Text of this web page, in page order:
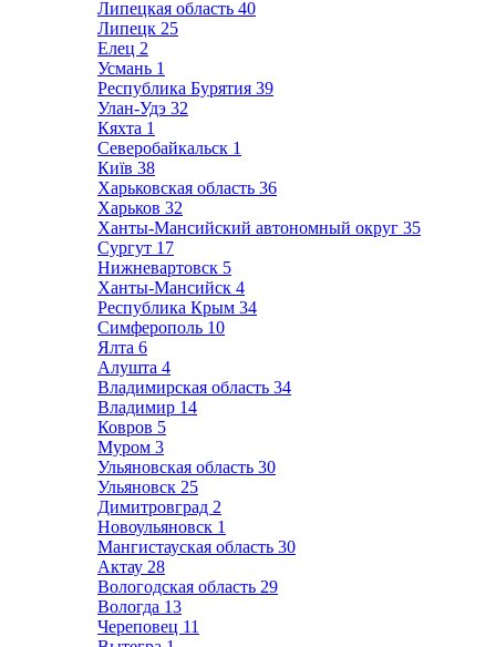
Липецкая область 40
Липецк 25
Елец 2
Усмань 1
Республика Бурятия 39
Улан-Удэ 32
Кяхта 1
Северобайкальск 1
Київ 38
Харьковская область 36
Харьков 32
Ханты-Мансийский автономный округ 35
Сургут 17
Нижневартовск 5
Ханты-Мансийск 4
Республика Крым 34
Симферополь 10
Ялта 6
Алушта 4
Владимирская область 34
Владимир 14
Ковров 5
Муром 3
Ульяновская область 30
Ульяновск 25
Димитровград 2
Новоульяновск 1
Мангистауская область 30
Актау 28
Вологодская область 29
Вологда 13
Череповец 11